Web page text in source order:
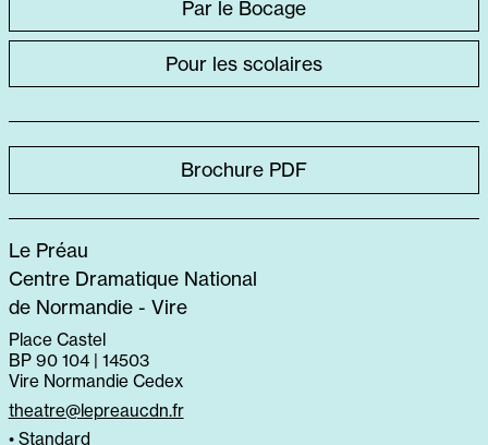
Par le Bocage
Pour les scolaires
Brochure PDF
Le Préau
Centre Dramatique National
de Normandie - Vire
Place Castel
BP 90 104 | 14503
Vire Normandie Cedex
theatre@lepreaucdn.fr
• Standard